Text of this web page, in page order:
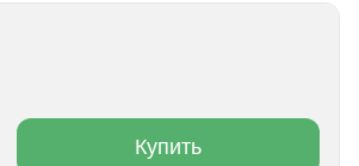
Купить